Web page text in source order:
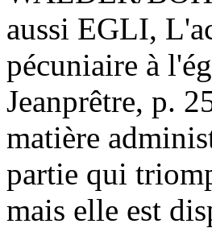
aussi EGLI,
pécuniaire à
Jeanprêtre, p.
matière
partie qui
mais elle est